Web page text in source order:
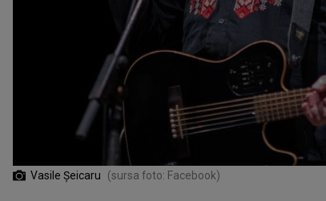
Vasile Șeicaru (sursa foto: Facebook)